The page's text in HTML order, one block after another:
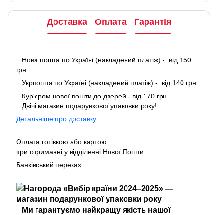
Доставка Оплата Гарантія
Нова пошта по Україні (накладений платіж) - від 150
грн.
Укрпошта по Україні (накладений платіж) - від 140 грн.
Кур'єром нової пошти до дверей - від 170 грн
Двічі магазин подарункової упаковки року!
Детальніше про доставку
Оплата готівкою або картою
при отриманні у відділенні Нової Пошти.
Банківський переказ
Ми гарантуємо найкращу якість нашої